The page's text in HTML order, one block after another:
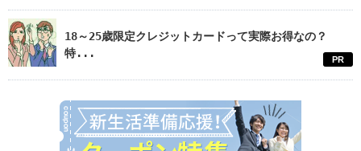
18～25歳限定クレジットカードって実際お得なの？
特...
PR